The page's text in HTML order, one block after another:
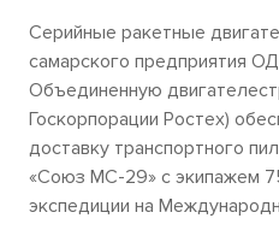
Серийные ракетные
самарского предприятия
Объединенную
Госкорпорации Ростех)
доставку транспортного
«Союз МС-29» с экипажем
экспедиции на